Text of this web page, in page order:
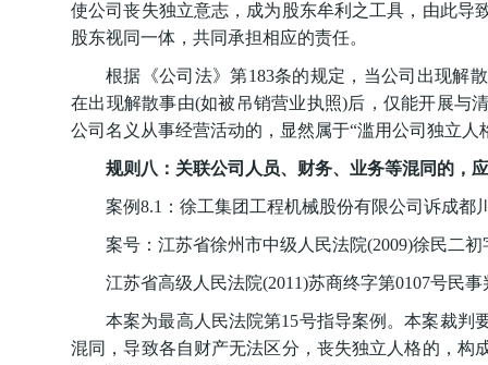
使公司丧失独立意志，成为股东牟利之工具，由此导
股东视同一体，共同承担相应的责任。
根据《公司法》第183条的规定，当公司出现解
在出现解散事由(如被吊销营业执照)后，仅能开展与
公司名义从事经营活动的，显然属于“滥用公司独立人
规则八：关联公司人员、财务、业务等混同的，
案例8.1：徐工集团工程机械股份有限公司诉成都
案号：江苏省徐州市中级人民法院(2009)徐民二
江苏省高级人民法院(2011)苏商终字第0107号民
本案为最高人民法院第15号指导案例。本案裁判
混同，导致各自财产无法区分，丧失独立人格的，构